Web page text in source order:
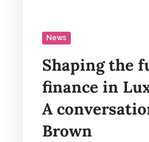
News
Shaping the
finance in
A
Brown